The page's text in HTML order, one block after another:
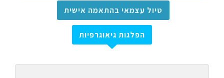
טיול עצמאי בהתאמה אישית
הפלגות גיאוגרפיות